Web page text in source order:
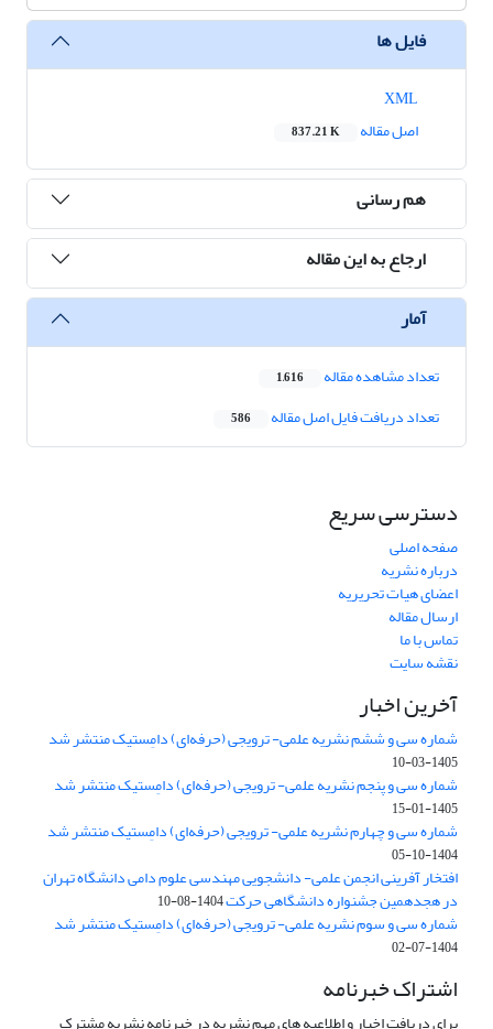
فایل ها
اصل مقاله
837.21 K
هم رسانی
ارجاع به این مقاله
آمار
تعداد مشاهده مقاله 1,616
تعداد دریافت فایل اصل مقاله 586
دسترسی سریع
صفحه اصلی
درباره نشریه
اعضای هیات تحریریه
ارسال مقاله
تماس با ما
نقشه سایت
آخرین اخبار
شماره سی و ششم نشریه علمی- ترویجی (حرفه‌ای) دامِستیک منتشر شد
1405-03-10
شماره سی و پنجم نشریه علمی- ترویجی (حرفه‌ای) دامِستیک منتشر شد
1405-01-15
شماره سی و چهارم نشریه علمی- ترویجی (حرفه‌ای) دامِستیک منتشر شد
1404-10-05
افتخار آفرینی انجمن علمی- دانشجویی مهندسی علوم دامی دانشگاه تهران
در هجدهمین جشنواره دانشگاهی حرکت1404-08-10
شماره سی و سوم نشریه علمی- ترویجی (حرفه‌ای) دامِستیک منتشر شد
1404-07-02
اشتراک خبرنامه